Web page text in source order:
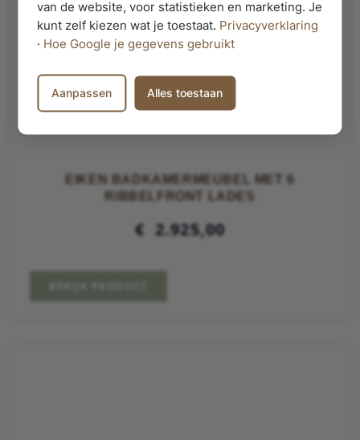
EIKEN BADKAMERMEUBEL MET 6
RIBBELFRONT LADES
€ 2.925,00
van de website, voor statistieken en marketing. Je
kunt zelf kiezen wat je toestaat. Privacyverklaring
· Hoe Google je gegevens gebruikt
Aanpassen Alles toestaan